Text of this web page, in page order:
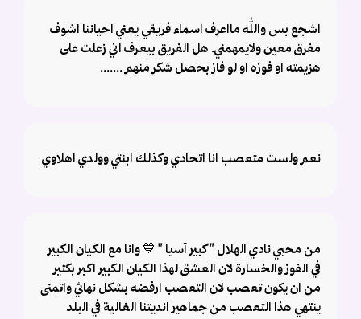
اشجع بس والله مااعرف اسماء فريقي يعني احياننا اشوف
مفرق معين ولايمهمني. هل الفريق بيعرف اني زعلت على
هزيمته او فوزه او لو فاز بحصل شكر منهم .......
نعم ولست متعصب انا اتحادي وكذلك ابنتي وولدي اهلاوي
من محبي نادي الهلال " كبير آسيا " 💙 وانا مع الكيان الكبير
في الفوز والخسارة لان العشق لهذا الكيان الكبير اكبر بكثير
من ان يكون تعصب لان التعصب ارفضه بشكل نهائي واتمنى
ينتهي هذا التعصب من جماهير انديتنا الغالية في البلد